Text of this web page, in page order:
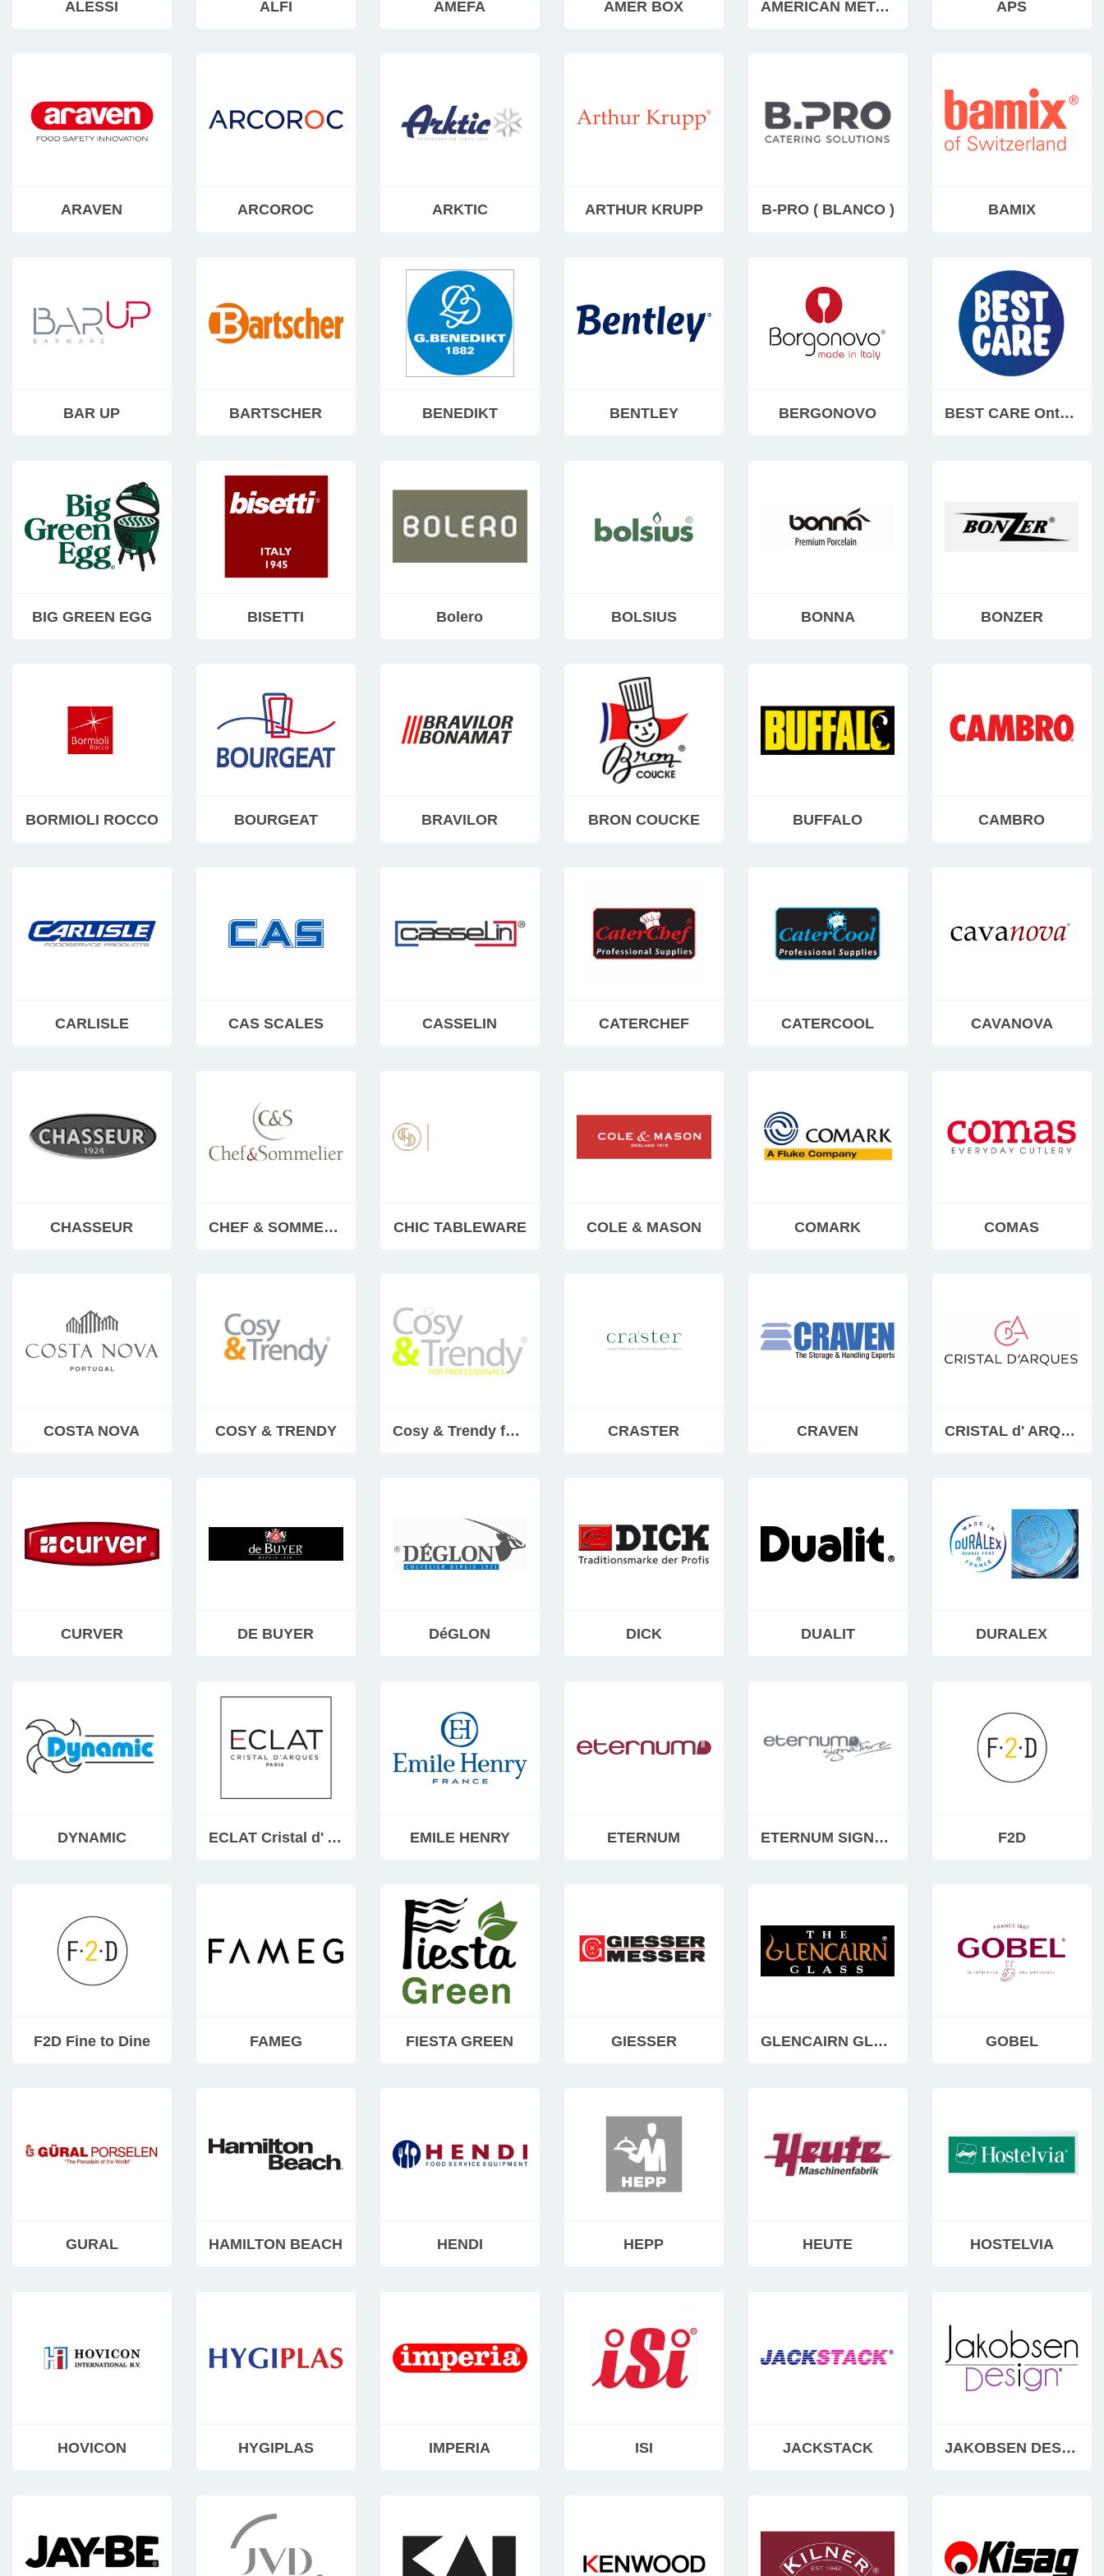
ALESSI ALFI AMEFA AMER BOX AMERICAN METALCRAFT APS
ARAVEN ARCOROC ARKTIC ARTHUR KRUPP B-PRO ( BLANCO ) BAMIX
BAR UP BARTSCHER BENEDIKT BENTLEY BERGONOVO BEST CARE Onthaalproducten
BIG GREEN EGG BISETTI Bolero BOLSIUS BONNA BONZER
BORMIOLI ROCCO BOURGEAT BRAVILOR BRON COUCKE BUFFALO CAMBRO
CARLISLE CAS SCALES CASSELIN CATERCHEF CATERCOOL CAVANOVA
CHASSEUR CHEF & SOMMELIER CHIC TABLEWARE COLE & MASON COMARK COMAS
COSTA NOVA COSY & TRENDY Cosy & Trendy for professionals CRASTER CRAVEN CRISTAL d' ARQUES
CURVER DE BUYER DéGLON DICK DUALIT DURALEX
DYNAMIC ECLAT Cristal d' Arques EMILE HENRY ETERNUM ETERNUM SIGNATURE F2D
F2D Fine to Dine FAMEG FIESTA GREEN GIESSER GLENCAIRN GLASS GOBEL
GURAL HAMILTON BEACH HENDI HEPP HEUTE HOSTELVIA
HOVICON HYGIPLAS IMPERIA ISI JACKSTACK JAKOBSEN DESIGN